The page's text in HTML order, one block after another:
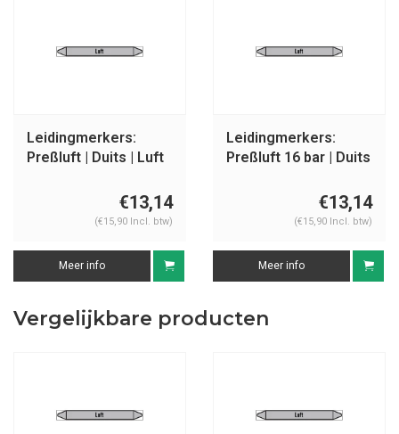
Leidingmerkers:
Preßluft | Duits | Luft
€13,14
(€15,90 Incl. btw)
Meer info
Leidingmerkers:
Preßluft 16 bar | Duits
€13,14
(€15,90 Incl. btw)
Meer info
Vergelijkbare producten